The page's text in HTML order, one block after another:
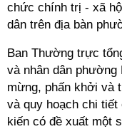
chức chính trị - xã
dân trên địa bàn
Ban Thường trực
và nhân dân
mừng, phấn khởi và
và quy hoạch chi tiết
kiến có đề xuất một